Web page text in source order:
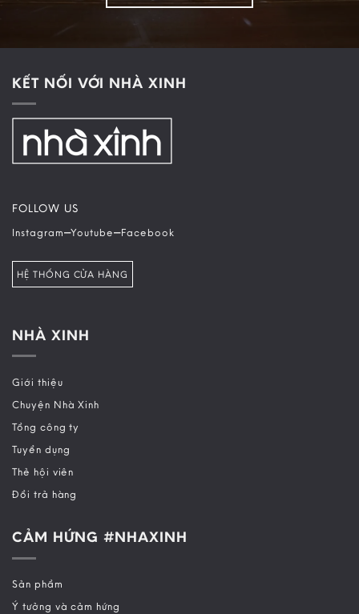
KẾT NỐI VỚI NHÀ XINH
FOLLOW US
Instagram–Youtube–Facebook
HỆ THỐNG CỬA HÀNG
NHÀ XINH
Giới thiệu
Chuyện Nhà Xinh
Tổng công ty
Tuyển dụng
Thẻ hội viên
Đổi trả hàng
CẢM HỨNG #NHAXINH
Sản phẩm
Ý tưởng và cảm hứng